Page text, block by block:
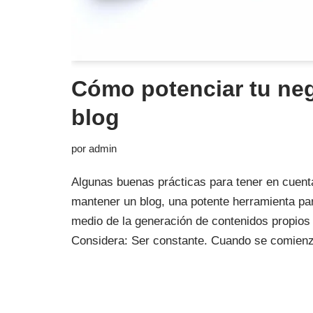
Cómo potenciar tu
blog
por admin
Algunas buenas prácticas para tener en
mantener un blog, una potente herramienta
medio de la generación de contenidos
Considera: Ser constante. Cuando se